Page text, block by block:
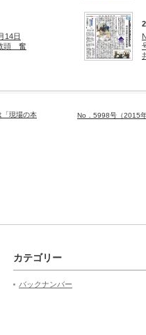
14日
頭 奮
現場の本
No．5998号（2015
カテゴリー
バックナンバー